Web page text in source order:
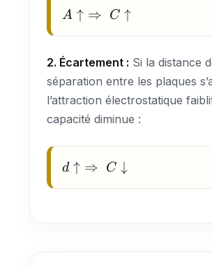
A \uparrow
A ↑ ⇒ C ↑
2. Écartement : Si la distance
séparation entre les plaques
l’attraction électrostatique
capacité diminue :
d \uparrow
d ↑ ⇒ C ↓